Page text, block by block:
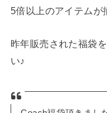
5倍以上のアイテムが
昨年販売された福袋
い♪